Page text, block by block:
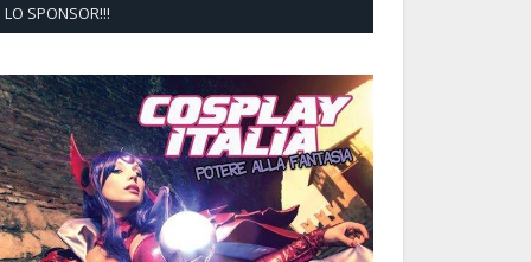
LO SPONSOR!!!